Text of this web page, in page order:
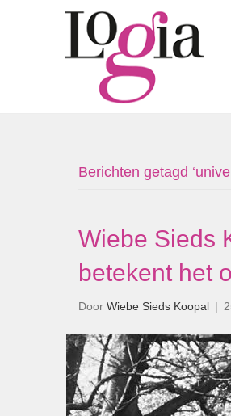
Berichten getagd
Wiebe Sieds
betekent het
Door Wiebe Sieds Koopal |